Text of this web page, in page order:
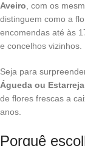
Aveiro , com os
distinguem como a
encomendas até às
e concelhos vizinhos.
Seja para
Águeda ou Estarreja
de flores frescas a
anos.
Porquê